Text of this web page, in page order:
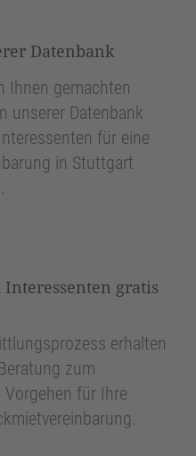
Datenbank
Ihnen gemachten
unserer Datenbank
für eine
in Stuttgart
gratis
erhalten
zum
für Ihre